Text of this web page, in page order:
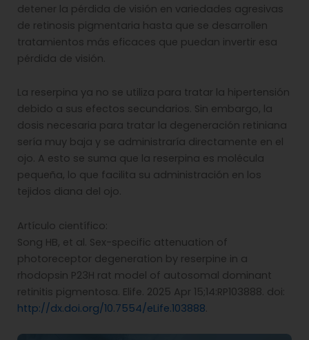
detener la pérdida de visión en variedades agresivas
de retinosis pigmentaria hasta que se desarrollen
tratamientos más eficaces que puedan invertir esa
pérdida de visión.
La reserpina ya no se utiliza para tratar la hipertensión
debido a sus efectos secundarios. Sin embargo, la
dosis necesaria para tratar la degeneración retiniana
sería muy baja y se administraría directamente en el
ojo. A esto se suma que la reserpina es molécula
pequeña, lo que facilita su administración en los
tejidos diana del ojo.
Artículo científico:
Song HB, et al. Sex-specific attenuation of
photoreceptor degeneration by reserpine in a
rhodopsin P23H rat model of autosomal dominant
retinitis pigmentosa. Elife. 2025 Apr 15;14:RP103888. doi:
http://dx.doi.org/10.7554/eLife.103888.